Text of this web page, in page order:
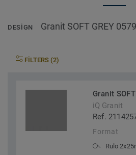
DESIGN Granit SOFT GREY 0579
FILTERS (2)
Granit
iQ Granit
Ref.
Format
Rulo